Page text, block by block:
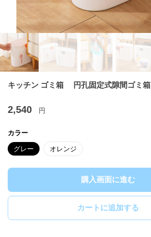
キッチン ゴミ箱 円孔固定式隙間ゴミ箱
2,540 円
カラー
グレー オレンジ
購入画面に進む
カートに追加する